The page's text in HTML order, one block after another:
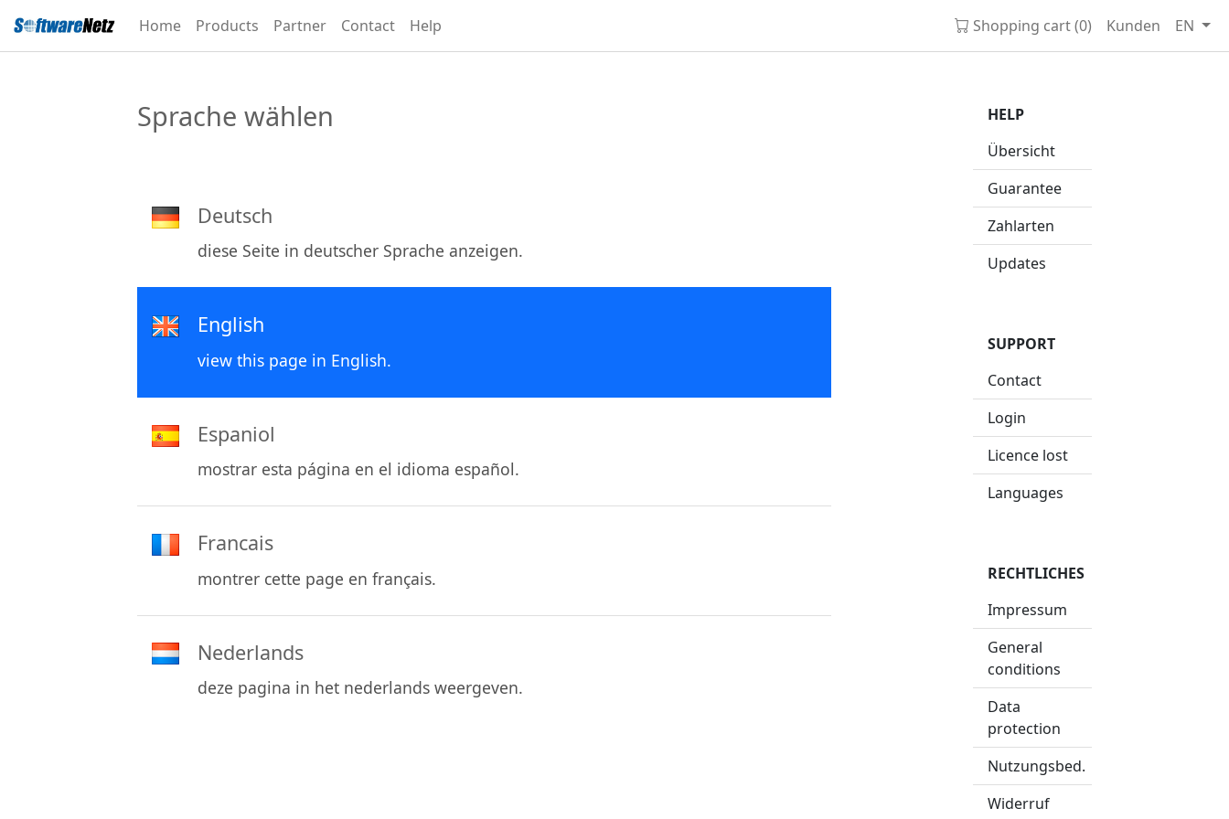
Home Products Partner Contact Help Shopping cart (0) Kunden EN
Sprache wählen
Deutsch
diese Seite in deutscher Sprache anzeigen.
English
view this page in English.
Espaniol
mostrar esta página en el idioma español.
Francais
montrer cette page en français.
Nederlands
deze pagina in het nederlands weergeven.
HELP
Übersicht
Guarantee
Zahlarten
Updates
SUPPORT
Contact
Login
Licence lost
Languages
RECHTLICHES
Impressum
General
conditions
Data
protection
Nutzungsbed.
Widerruf